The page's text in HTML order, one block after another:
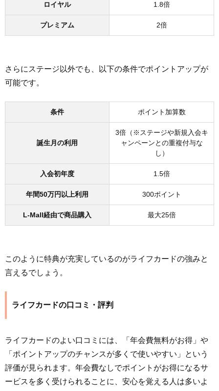
ロイヤル 1.8倍
プレミアム 2倍
さらにステージ以外でも、以下の条件でポイントアップが
可能です。
条件 ポイント加算数
誕生月の利用
3倍（※ステージや新規入会キ
ャンペーンとの重複付与な
し）
入会初年度 1.5倍
年間50万円以上利用 300ポイント
L-Mall経由で商品購入 最大25倍
このように特典が充実しているのがライフカードの強みと
言えるでしょう。
ライフカードの口コミ・評判
ライフカードのよい口コミには、「年会費無料がお得」や
「ポイントアップのチャンスが多くで使いやすい」という
評価が見られます。年会費なしでポイントがお得になるサ
ービスを多く受けられることに、安心を覚える人は多いよ